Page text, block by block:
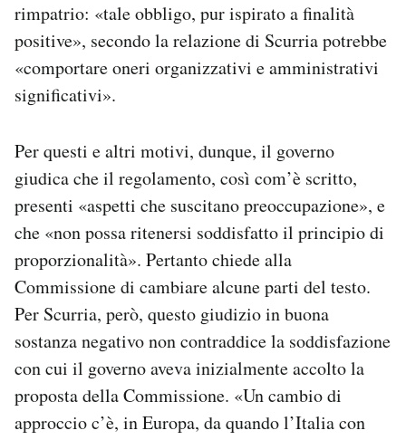
rimpatrio: «tale obbligo, pur ispirato a finalità
positive», secondo la relazione di Scurria potrebbe
«comportare oneri organizzativi e amministrativi
significativi».
Per questi e altri motivi, dunque, il governo
giudica che il regolamento, così com’è scritto,
presenti «aspetti che suscitano preoccupazione», e
che «non possa ritenersi soddisfatto il principio di
proporzionalità». Pertanto chiede alla
Commissione di cambiare alcune parti del testo.
Per Scurria, però, questo giudizio in buona
sostanza negativo non contraddice la soddisfazione
con cui il governo aveva inizialmente accolto la
proposta della Commissione. «Un cambio di
approccio c’è, in Europa, da quando l’Italia con